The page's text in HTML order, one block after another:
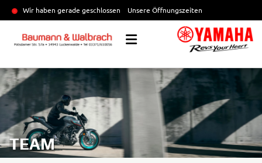
Wir haben gerade geschlossen Unsere Öffnungszeiten
TEAM